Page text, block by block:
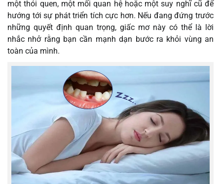
một thói quen, một mối quan hệ hoặc một suy nghĩ cũ để
hướng tới sự phát triển tích cực hơn. Nếu đang đứng trước
những quyết định quan trọng, giấc mơ này có thể là lời
nhắc nhở rằng bạn cần mạnh dạn bước ra khỏi vùng an
toàn của mình.